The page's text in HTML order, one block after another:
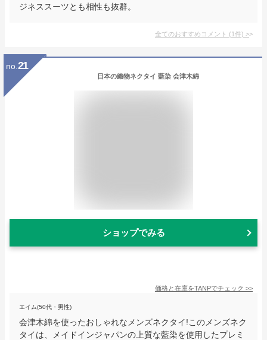
ジネススーツとも相性も抜群。
全てのおすすめコメント (1件) >
no. 21
日本の織物ネクタイ 藍染 会津木綿
ショップでみる
価格と在庫をTANPでチェック >>
エイム(50代・男性)
会津木綿を使ったおしゃれなメンズネクタイ!このメンズネク
タイは、メイドインジャパンの上質な藍染を使用したプレミ